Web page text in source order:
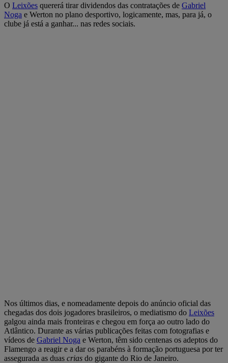
O Leixões quererá tirar dividendos das contratações de Gabriel
Noga e Werton no plano desportivo, logicamente, mas, para já, o
clube já está a ganhar... nas redes sociais.
Nos últimos dias, e nomeadamente depois do anúncio oficial das
chegadas dos dois jogadores brasileiros, o mediatismo do Leixões
galgou ainda mais fronteiras e chegou em força ao outro lado do
Atlântico. Durante as várias publicações feitas com fotografias e
vídeos de Gabriel Noga e Werton, têm sido centenas os adeptos do
Flamengo a reagir e a dar os parabéns à formação portuguesa por ter
assegurada as duas crias do gigante do Rio de Janeiro.